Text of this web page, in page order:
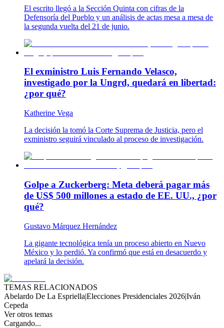
El escrito llegó a la Sección Quinta con cifras de la
Defensoría del Pueblo y un análisis de actas mesa a mesa de
la segunda vuelta del 21 de junio.
El exministro Luis Fernando Velasco,
investigado por la Ungrd, quedará en libertad:
¿por qué?
Katherine Vega
La decisión la tomó la Corte Suprema de Justicia, pero el
exministro seguirá vinculado al proceso de investigación.
Golpe a Zuckerberg: Meta deberá pagar más
de US$ 500 millones a estado de EE. UU., ¿por
qué?
Gustavo Márquez Hernández
La gigante tecnológica tenía un proceso abierto en Nuevo
México y lo perdió. Ya confirmó que está en desacuerdo y
apelará la decisión.
TEMAS RELACIONADOS
Abelardo De La Espriella|Elecciones Presidenciales 2026|Iván
Cepeda
Ver otros temas
Cargando...